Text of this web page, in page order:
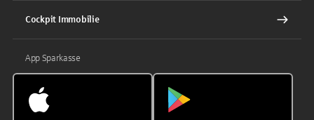
Cockpit Immobilie
App Sparkasse